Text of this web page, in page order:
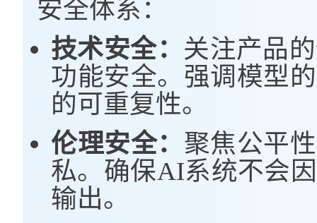
安全体系：
技术安全： 关注产品
功能安全。强调模型
的可重复性。
伦理安全： 聚焦公平
私。确保AI系统不会
输出。